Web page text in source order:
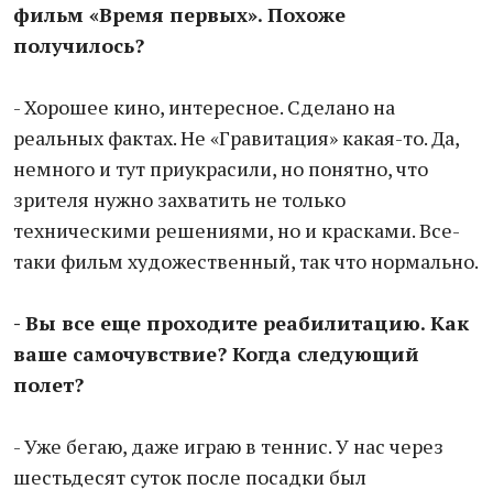
фильм «Время первых». Похоже
получилось?
- Хорошее кино, интересное. Сделано на
реальных фактах. Не «Гравитация» какая-то. Да,
немного и тут приукрасили, но понятно, что
зрителя нужно захватить не только
техническими решениями, но и красками. Все-
таки фильм художественный, так что нормально.
- Вы все еще проходите реабилитацию. Как
ваше самочувствие? Когда следующий
полет?
- Уже бегаю, даже играю в теннис. У нас через
шестьдесят суток после посадки был